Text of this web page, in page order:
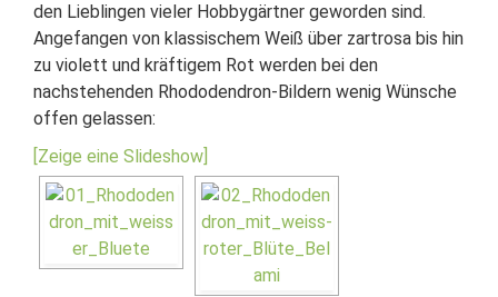
den Lieblingen vieler Hobbygärtner geworden sind.
Angefangen von klassischem Weiß über zartrosa bis hin
zu violett und kräftigem Rot werden bei den
nachstehenden Rhododendron-Bildern wenig Wünsche
offen gelassen:
[Zeige eine Slideshow]